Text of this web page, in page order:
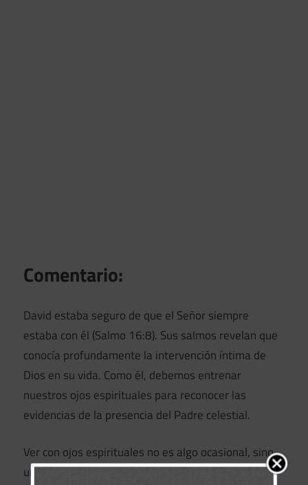
Comentario:
David estaba seguro de que el Señor siempre
estaba con él (Salmo 16:8). Sus salmos revelan que
conocía profundamente la intervención íntima de
Dios en su vida. Como él, debemos entrenar
nuestros ojos espirituales para reconocer las
evidencias de la presencia del Padre celestial.
Ver con ojos espirituales no es algo ocasional, sino
un estilo de vida. Jesús dijo: «Bienaventurados los